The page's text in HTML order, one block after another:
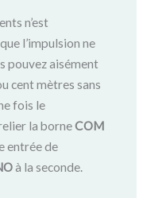
n’est
l’impulsion ne
pouvez aisément
cent mètres sans
fois le
la borneCOM
entrée de
à la seconde.